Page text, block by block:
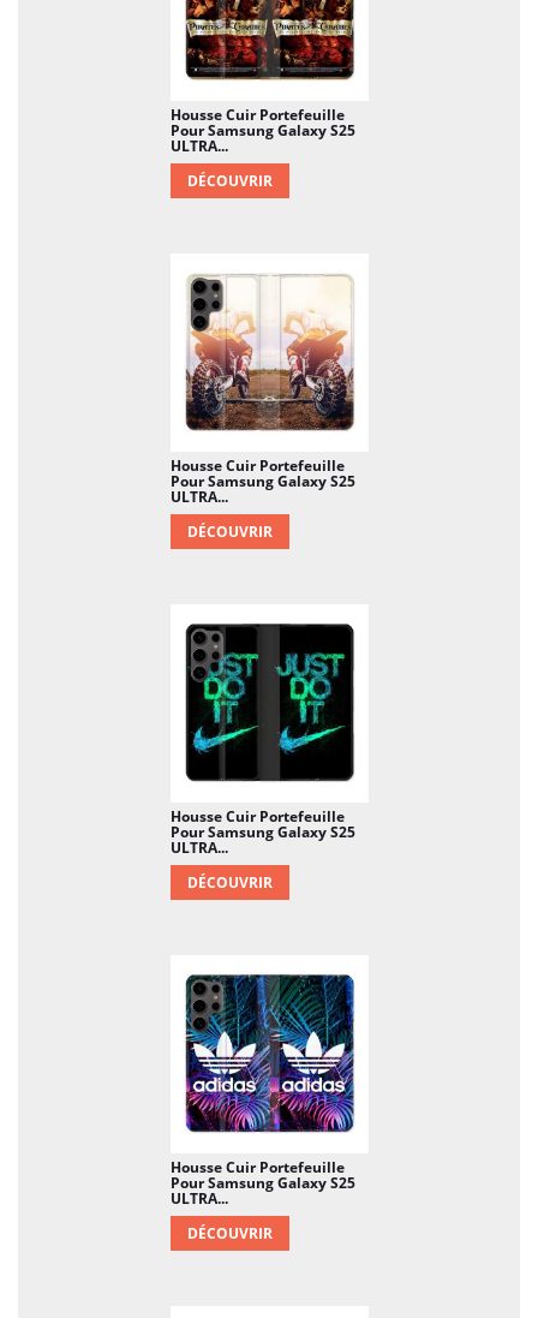
Housse Cuir Portefeuille
Pour Samsung Galaxy S25
ULTRA...
DÉCOUVRIR
Housse Cuir Portefeuille
Pour Samsung Galaxy S25
ULTRA...
DÉCOUVRIR
Housse Cuir Portefeuille
Pour Samsung Galaxy S25
ULTRA...
DÉCOUVRIR
Housse Cuir Portefeuille
Pour Samsung Galaxy S25
ULTRA...
DÉCOUVRIR